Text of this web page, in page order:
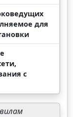
для
с